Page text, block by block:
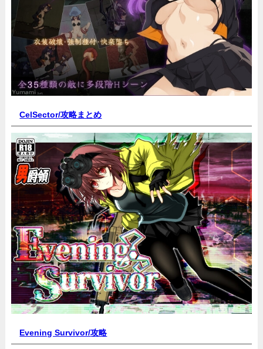
CelSector/攻略まとめ
Evening Survivor/攻略